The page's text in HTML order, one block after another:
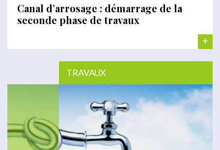
Canal d’arrosage : démarrage de la
seconde phase de travaux
+
TRAVAUX